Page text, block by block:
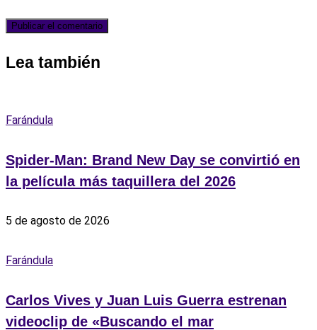
Lea también
Farándula
Spider-Man: Brand New Day se convirtió en
la película más taquillera del 2026
5 de agosto de 2026
Farándula
Carlos Vives y Juan Luis Guerra estrenan
videoclip de «Buscando el mar